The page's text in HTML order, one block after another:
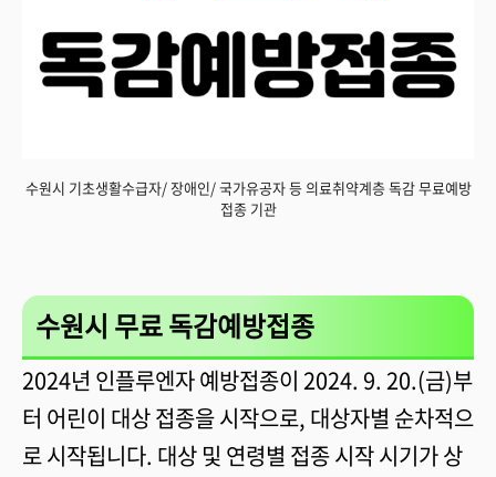
수원시 기초생활수급자/ 장애인/ 국가유공자 등 의료취약계층 독감 무료예방
접종 기관
수원시 무료 독감예방접종
2024년 인플루엔자 예방접종이 2024. 9. 20.(금)부
터 어린이 대상 접종을 시작으로, 대상자별 순차적으
로 시작됩니다. 대상 및 연령별 접종 시작 시기가 상